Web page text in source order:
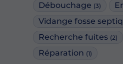
Débouchage (3)
Vidange fosse
Recherche fuites (2)
Réparation (1)